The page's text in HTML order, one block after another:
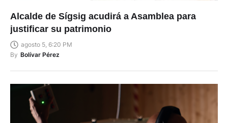
Alcalde de Sígsig acudirá a Asamblea para
justificar su patrimonio
agosto 5, 6:20 PM
By Bolívar Pérez